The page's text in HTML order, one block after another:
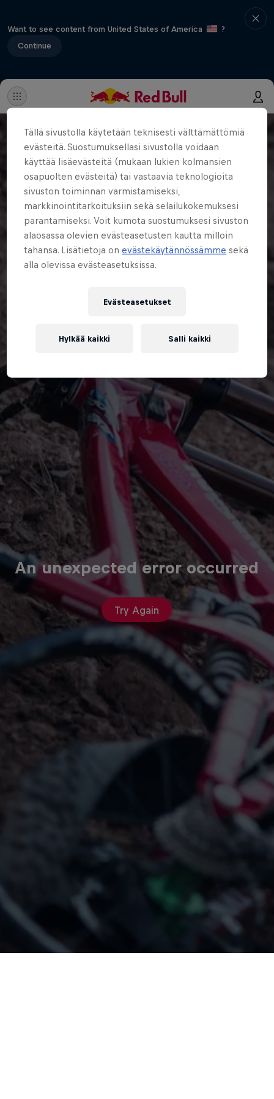
Want to see content from United States of America
?
Continue
An unexpected error occurred
Try Again
Tällä sivustolla käytetään teknisesti välttämättömiä
evästeitä. Suostumuksellasi sivustolla voidaan
käyttää lisäevästeitä (mukaan lukien kolmansien
osapuolten evästeitä) tai vastaavia teknologioita
sivuston toiminnan varmistamiseksi,
markkinointitarkoituksiin sekä selailukokemuksesi
parantamiseksi. Voit kumota suostumuksesi sivuston
alaosassa olevien evästeasetusten kautta milloin
tahansa. Lisätietoja onevästekäytännössämme sekä
alla olevissa evästeasetuksissa.
Evästeasetukset
Hylkää kaikki Salli kaikki